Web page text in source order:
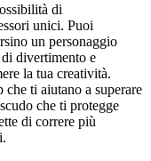
di
unici. Puoi
un personaggio
divertimento e
la tua creatività.
ti aiutano a superare
che ti protegge
di correre più